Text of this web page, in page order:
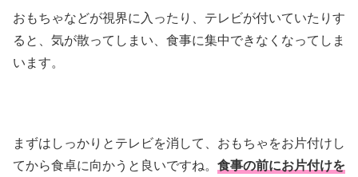
おもちゃなどが視界に入ったり、テレビが付いていたりす
ると、気が散ってしまい、食事に集中できなくなってしま
います。
まずはしっかりとテレビを消して、おもちゃをお片付けし
てから食卓に向かうと良いですね。 食事の前にお片付けを